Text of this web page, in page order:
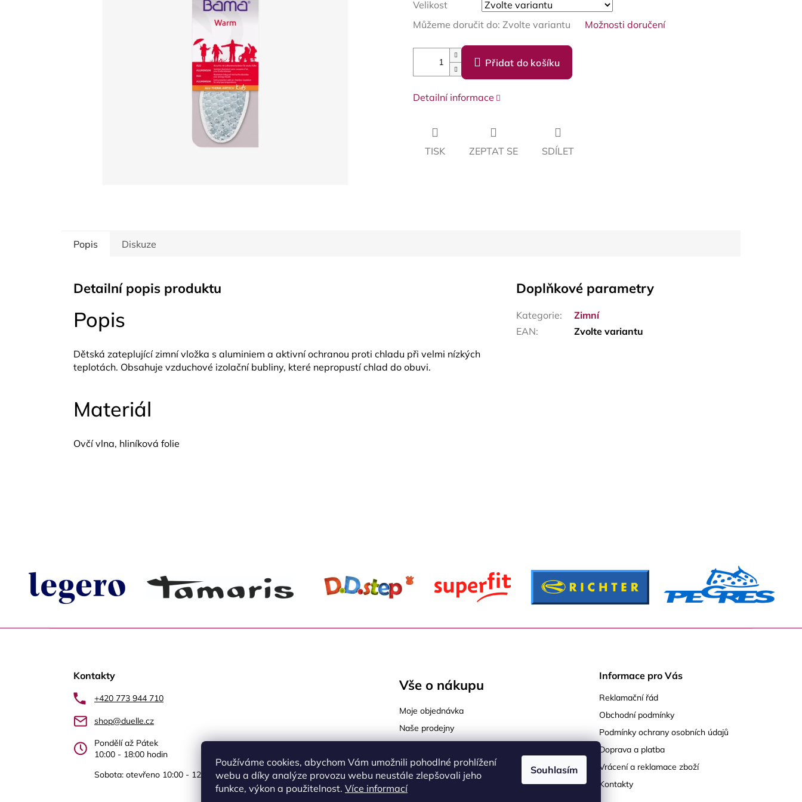
Používáme cookies, abychom Vám umožnili pohodlné prohlížení
webu a díky analýze provozu webu neustále zlepšovali jeho
funkce, výkon a použitelnost. Více informací
Souhlasím
Velikost
Můžeme doručit do: Zvolte variantu Možnosti doručení
Přidat do košíku
Detailní informace
TISK ZEPTAT SE SDÍLET
Popis Diskuze
Detailní popis produktu
Popis
Dětská zateplující zimní vložka s aluminiem a aktivní ochranou proti chladu při velmi nízkých
teplotách. Obsahuje vzduchové izolační bubliny, které nepropustí chlad do obuvi.
Materiál
Ovčí vlna, hliníková folie
Doplňkové parametry
Kategorie:
Zimní
EAN: Zvolte variantu
Kontakty
+420 773 944 710
shop@duelle.cz
Pondělí až Pátek
10:00 - 18:00 hodin
Sobota: otevřeno 10:00 - 12.00 Újezd nad Lesy Praha 9
Vše o nákupu
Moje objednávka
Naše prodejny
Jak vybrat správnou velikost
Jak vybrat správnou obuv
Informace pro Vás
Reklamační řád
Obchodní podmínky
Podmínky ochrany osobních údajů
Doprava a platba
Vrácení a reklamace zboží
Kontakty